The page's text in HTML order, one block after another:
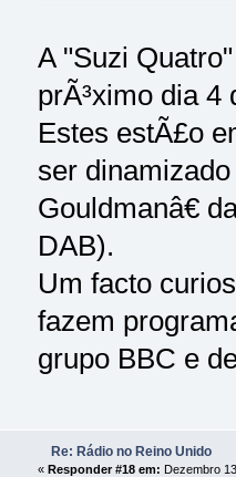
A "Suzi
prÃ³ximo dia 4
Estes estÃ£o
ser
Gouldmanâ€
DAB).
Um facto
fazem
grupo BBC e
Re: Rádio no Reino Unido
« Responder #18 em: Dezembro